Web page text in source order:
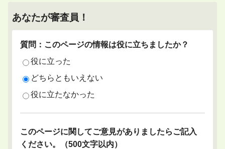
あなたが審査員！
質問：このページの情報は役に立ちましたか？
役に立った
どちらともいえない
役に立たなかった
このページに関してご意見がありましたらご記入
ください。（500文字以内）